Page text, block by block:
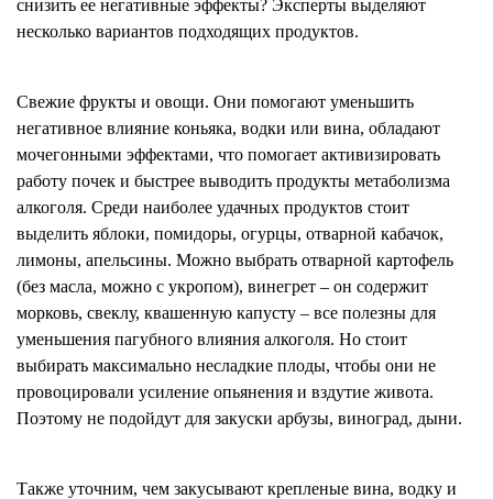
снизить ее негативные эффекты? Эксперты выделяют
несколько вариантов подходящих продуктов.
Свежие фрукты и овощи. Они помогают уменьшить
негативное влияние коньяка, водки или вина, обладают
мочегонными эффектами, что помогает активизировать
работу почек и быстрее выводить продукты метаболизма
алкоголя. Среди наиболее удачных продуктов стоит
выделить яблоки, помидоры, огурцы, отварной кабачок,
лимоны, апельсины. Можно выбрать отварной картофель
(без масла, можно с укропом), винегрет – он содержит
морковь, свеклу, квашенную капусту – все полезны для
уменьшения пагубного влияния алкоголя. Но стоит
выбирать максимально несладкие плоды, чтобы они не
провоцировали усиление опьянения и вздутие живота.
Поэтому не подойдут для закуски арбузы, виноград, дыни.
Также уточним, чем закусывают крепленые вина, водку и